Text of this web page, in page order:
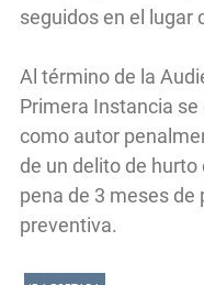
seguidos en el lugar
Al término de la
Primera Instancia se
como autor
de un delito de
pena de 3 meses de
preventiva.